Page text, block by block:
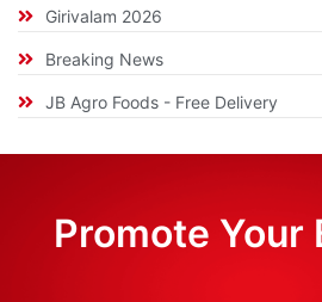
Girivalam 2026
Breaking News
JB Agro Foods - Free Delivery
Promote Your